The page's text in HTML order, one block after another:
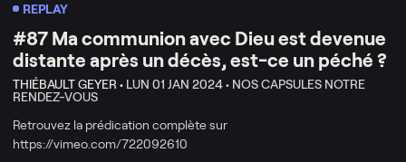
REPLAY
#87 Ma communion avec Dieu est devenue
distante après un décès, est-ce un péché ?
THIÉBAULT GEYER • LUN 01 JAN 2024 • NOS CAPSULES NOTRE
RENDEZ-VOUS
Retrouvez la prédication complète sur
https://vimeo.com/722092610